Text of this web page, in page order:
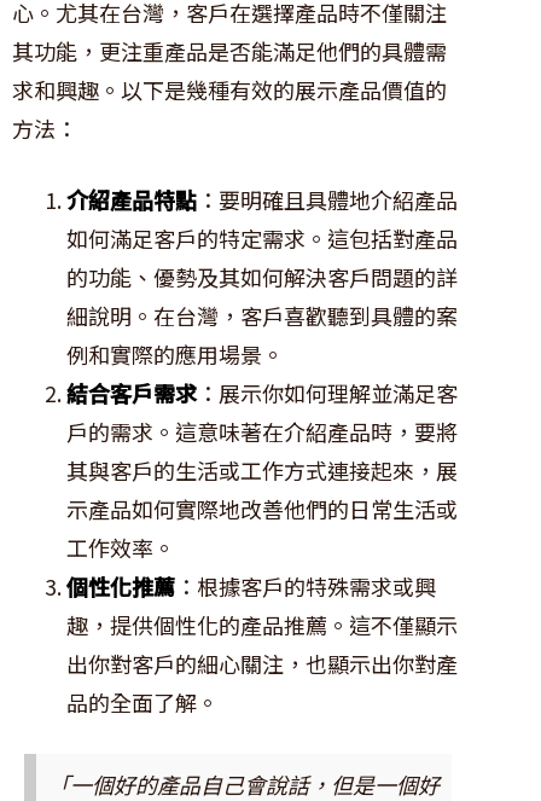
心。尤其在台灣，客戶在選擇產品時不僅關注
其功能，更注重產品是否能滿足他們的具體需
求和興趣。以下是幾種有效的展示產品價值的
方法：
介紹產品特點 ：要明確且具體地介紹產品
如何滿足客戶的特定需求。這包括對產品
的功能、優勢及其如何解決客戶問題的詳
細說明。在台灣，客戶喜歡聽到具體的案
例和實際的應用場景。
結合客戶需求：展示你如何理解並滿足客
戶的需求。這意味著在介紹產品時，要將
其與客戶的生活或工作方式連接起來，展
示產品如何實際地改善他們的日常生活或
工作效率。
個性化推薦 ：根據客戶的特殊需求或興
趣，提供個性化的產品推薦。這不僅顯示
出你對客戶的細心關注，也顯示出你對產
品的全面了解。
「一個好的產品自己會說話，但是一個好